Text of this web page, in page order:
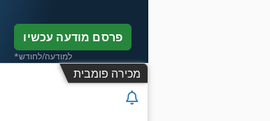
פרסם מודעה עכשיו
*למודעה/לחודש
מכירה פומבית